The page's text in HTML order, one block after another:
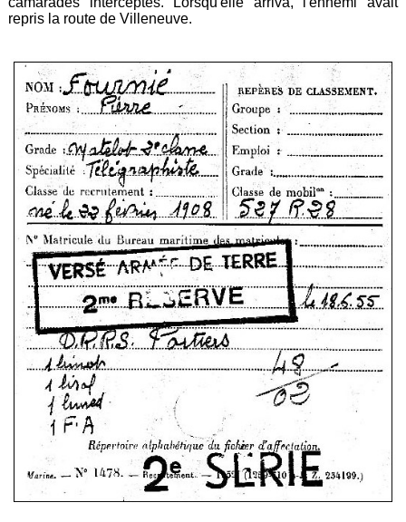
repris la route de Villeneuve.